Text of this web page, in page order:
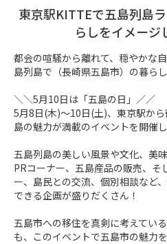
東京駅KITTEで五島列島
らしをイメージ
都会の喧騒から離れて、穏やかな
島列島で（長崎県五島市）の暮ら
＼＼5月10日は「五島の日」／／
5月8日(木)～10日(土)、東京駅か
島の魅力が満載のイベントを開催し
五島列島の美しい風景や文化、美
PRコーナー、五島産品の販売、そ
ー、島民との交流、個別相談など
できる企画が盛りだくさん！
五島市への移住を真剣に考えてい
も、このイベントで五島市の魅力